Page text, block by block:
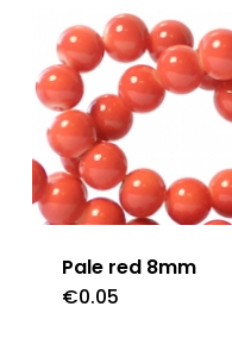
Pale red 8mm
€0.05